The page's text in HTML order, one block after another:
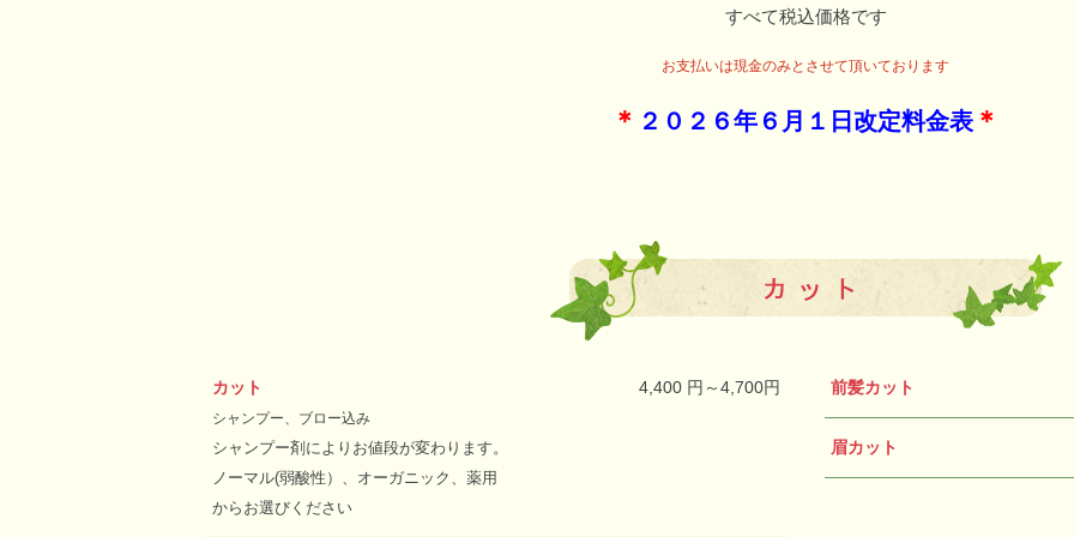
すべて税込価格です
お支払いは現金のみとさせて頂いております
＊ ２０２６年６月１日改定料金表 ＊
カット
シャンプー、ブロー込み
シャンプー剤によりお値段が変わります。
ノーマル(弱酸性）、オーガニック、薬用
からお選びください
4,400 円～4,700円 前髪カット
眉カット